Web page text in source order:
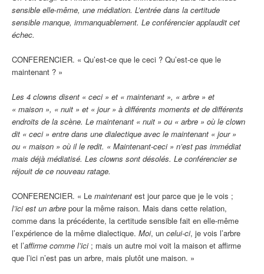
sensible elle-même, une médiation. L’entrée dans la certitude
sensible manque, immanquablement. Le conférencier applaudit cet
échec.
CONFERENCIER. « Qu’est-ce que le ceci ? Qu’est-ce que le
maintenant ? »
Les 4 clowns disent « ceci » et « maintenant », « arbre » et
« maison », « nuit » et « jour » à différents moments et de différents
endroits de la scène. Le maintenant « nuit » ou « arbre » où le clown
dit « ceci » entre dans une dialectique avec le maintenant « jour »
ou « maison » où il le redit. « Maintenant-ceci » n’est pas immédiat
mais déjà médiatisé. Les clowns sont désolés. Le conférencier se
réjouit de ce nouveau ratage.
CONFERENCIER. « Le maintenant est jour parce que je le vois ;
l’ici est un arbre pour la même raison. Mais dans cette relation,
comme dans la précédente, la certitude sensible fait en elle-même
l’expérience de la même dialectique. Moi, un celui-ci, je vois l’arbre
et l’affirme comme l’ici ; mais un autre moi voit la maison et affirme
que l’ici n’est pas un arbre, mais plutôt une maison. »